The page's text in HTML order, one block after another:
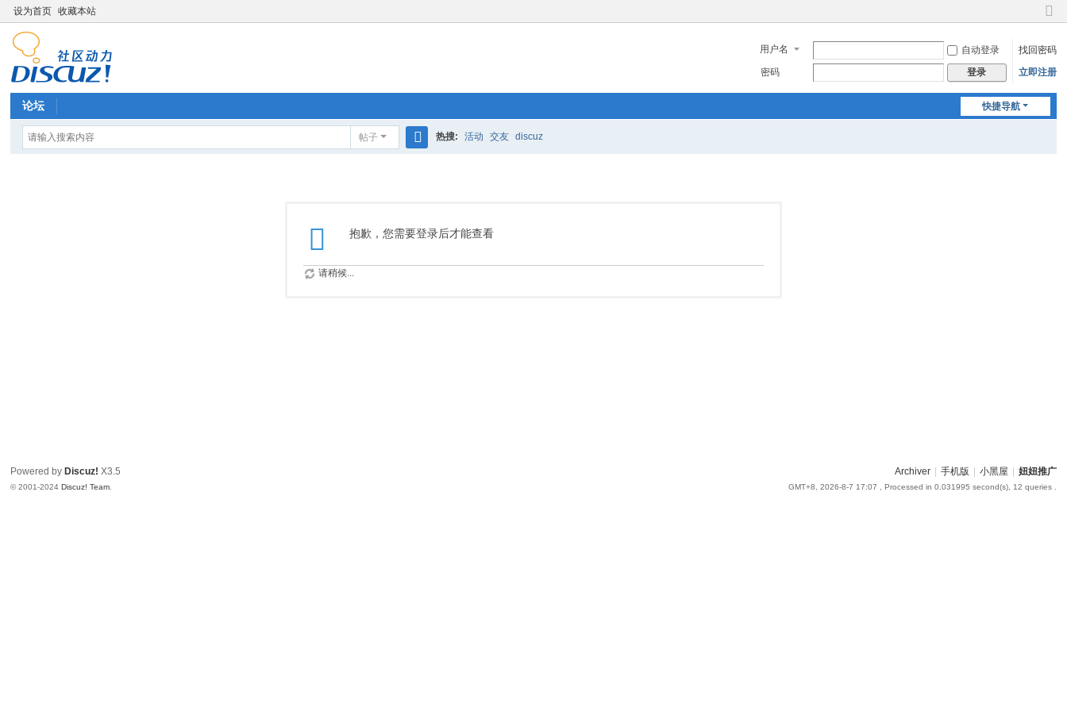
设为首页 收藏本站
切
到
窄
用户名 自动登录
找回密码
密码
登录 立即注册
快捷导航
论坛
帖子 热搜: 活动 交友 discuz
抱歉，您需要登录后才能查看
请稍候...
Archiver 手机版 小黑屋 妞妞推广
GMT+8, 2026-8-7 17:07 , Processed in 0.031995 second(s), 12 queries .
Powered by Discuz! X3.5
© 2001-2024Discuz! Team